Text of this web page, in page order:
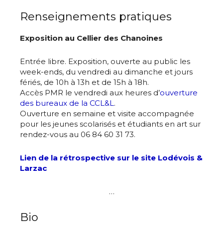
Renseignements pratiques
Exposition au Cellier des Chanoines
Entrée libre. Exposition, ouverte au public les
week-ends, du vendredi au dimanche et jours
fériés, de 10h à 13h et de 15h à 18h.
Accès PMR le vendredi aux heures d’ouverture
des bureaux de la CCL&L.
Ouverture en semaine et visite accompagnée
pour les jeunes scolarisés et étudiants en art sur
rendez-vous au 06 84 60 31 73.
Lien de la rétrospective sur le site Lodévois &
Larzac
…
Bio